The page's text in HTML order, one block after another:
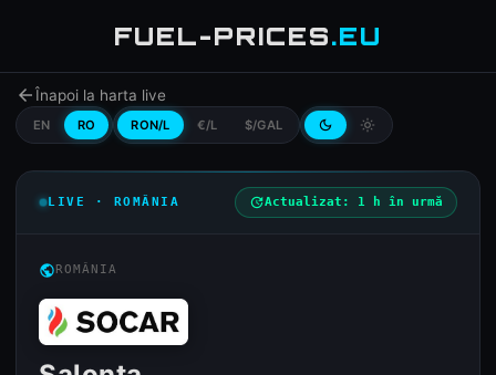
FUEL-PRICES.EU
arrow_backÎnapoi la harta live
EN RO RON/L €/L $/GAL dark_mode light_mode
LIVE · ROMÂNIA updateActualizat: 1 h în urmă
publicROMÂNIA